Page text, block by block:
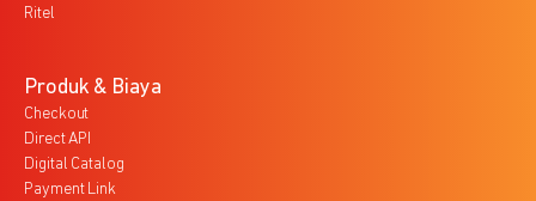
Ritel
Produk & Biaya
Checkout
Direct API
Digital Catalog
Payment Link